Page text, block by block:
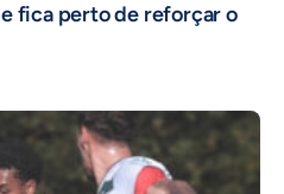
fica perto de reforçar o